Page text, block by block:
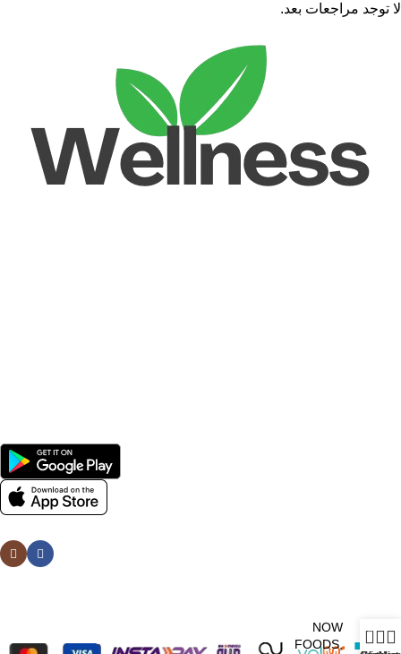
لا توجد مراجعات بعد.
NOW
FOODS,
0